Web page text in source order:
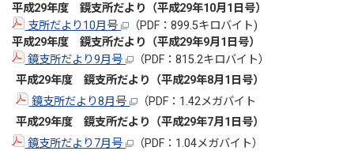
平成29年度 鏡支所だより（平成29年10月1日号）
支所だより10月号
（PDF：899.5キロバイト)
平成29年度 鏡支所だより（平成29年9月1日号）
鏡支所だより9月号
（PDF：815.2キロバイト）
平成29年度 鏡支所だより（平成29年8月1日号）
鏡支所だより8月号
（PDF：1.42メガバイト
平成29年度 鏡支所だより（平成29年7月1日号）
鏡支所だより7月号
（PDF：1.04メガバイト）